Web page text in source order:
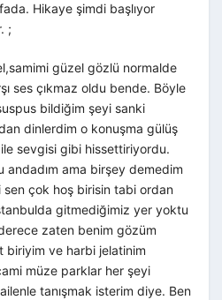
Hikaye şimdi başlıyor
;
güzel gözlü normalde
ses çıkmaz oldu bende. Böyle
bildiğim şeyi sanki
dinlerdim o konuşma gülüş
sevgisi gibi hissettiriyordu.
andadım ama birşey demedim
sen çok hoş birisin tabi ordan
gitmediğimiz yer yoktu
zaten benim gözüm
biriyim ve harbi jelatinim
müze parklar her şeyi
tanışmak isterim diye. Ben